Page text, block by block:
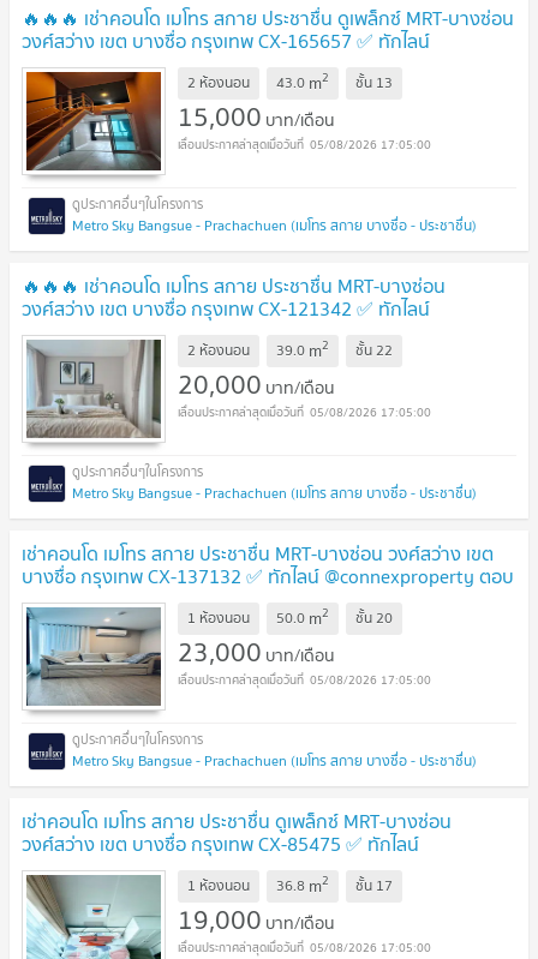
🔥🔥🔥 เช่าคอนโด เมโทร สกาย ประชาชื่น ดูเพล็กซ์ MRT-บางซ่อน
วงศ์สว่าง เขต บางซื่อ กรุงเทพ CX-165657 ✅ ทักไลน์
@connexproperty ตอบทันที ทีมงานมืออาชีพ ✅ 🔥🔥🔥
2 ห้องนอน 43.0 m2 ชั้น 13
15,000 บาท/เดือน
05/08/2026 17:05:00
Metro Sky Bangsue - Prachachuen (เมโทร สกาย บางซื่อ - ประชาชื่น)
🔥🔥🔥 เช่าคอนโด เมโทร สกาย ประชาชื่น MRT-บางซ่อน
วงศ์สว่าง เขต บางซื่อ กรุงเทพ CX-121342 ✅ ทักไลน์
@connexproperty ตอบทันที ทีมงานมืออาชีพ ✅ 🔥🔥🔥
2 ห้องนอน 39.0 m2 ชั้น22
20,000 บาท/เดือน
05/08/2026 17:05:00
Metro Sky Bangsue - Prachachuen (เมโทร สกาย บางซื่อ - ประชาชื่น)
เช่าคอนโด เมโทร สกาย ประชาชื่น MRT-บางซ่อน วงศ์สว่าง เขต
บางซื่อ กรุงเทพ CX-137132 ✅ ทักไลน์ @connexproperty ตอบ
ทันที ทีมงานมืออาชีพ ✅
1 ห้องนอน 50.0 m2 ชั้น20
23,000 บาท/เดือน
05/08/2026 17:05:00
Metro Sky Bangsue - Prachachuen (เมโทร สกาย บางซื่อ - ประชาชื่น)
เช่าคอนโด เมโทร สกาย ประชาชื่น ดูเพล็กซ์ MRT-บางซ่อน
วงศ์สว่าง เขต บางซื่อ กรุงเทพ CX-85475 ✅ ทักไลน์
@connexproperty ตอบทันที ทีมงานมืออาชีพ ✅
1 ห้องนอน 36.8 m2 ชั้น 17
19,000 บาท/เดือน
05/08/2026 17:05:00